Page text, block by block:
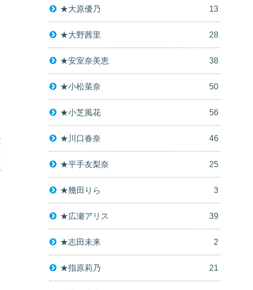
★大原優乃 13
★大野茜里 28
★安室奈美恵 38
★小松菜奈 50
★小芝風花 56
★川口春奈 46
★平手友梨奈 25
★幾田りら 3
★広瀬アリス 39
★志田未来 2
★指原莉乃 21